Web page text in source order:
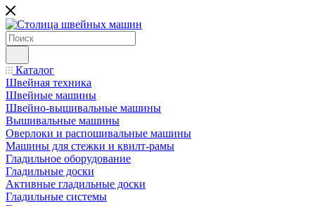
Каталог
Швейная техника
Швейные машины
Швейно-вышивальные машины
Вышивальные машины
Оверлоки и распошивальные машины
Машины для стежки и квилт-рамы
Гладильное оборудование
Гладильные доски
Активные гладильные доски
Гладильные системы